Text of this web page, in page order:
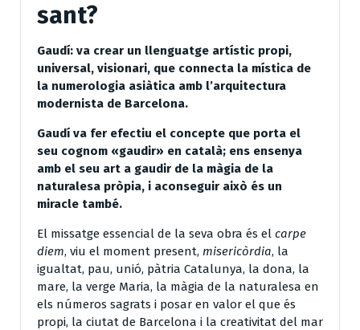
sant?
Gaudí: va crear un llenguatge artístic propi,
universal, visionari, que connecta la mística de
la numerologia asiàtica amb l’arquitectura
modernista de Barcelona.
Gaudí va fer efectiu el concepte que porta el
seu cognom «gaudir» en català; ens ensenya
amb el seu art a gaudir de la màgia de la
naturalesa pròpia, i aconseguir això és un
miracle també.
El missatge essencial de la seva obra és el carpe
diem, viu el moment present, misericòrdia, la
igualtat, pau, unió, pàtria Catalunya, la dona, la
mare, la verge Maria, la màgia de la naturalesa en
els números sagrats i posar en valor el que és
propi, la ciutat de Barcelona i la creativitat del mar